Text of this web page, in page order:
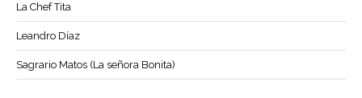
La Chef Tita
Leandro Díaz
Sagrario Matos (La señora Bonita)